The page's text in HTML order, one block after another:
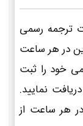
ترجمه رسمی
بنابراین در هر ساعت
خود را ثبت
نمایید.
در هر ساعت از